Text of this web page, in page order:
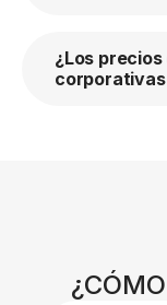
¿Los
corporativas